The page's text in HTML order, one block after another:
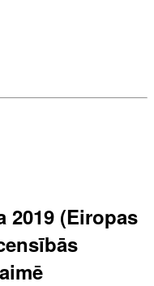
(Eiropas